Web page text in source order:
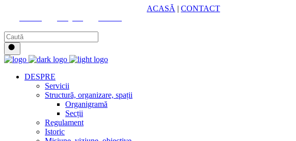
ACASĂ | CONTACT
DESPRE
Servicii
Structură, organizare, spații
Organigramă
Secții
Regulament
Istoric